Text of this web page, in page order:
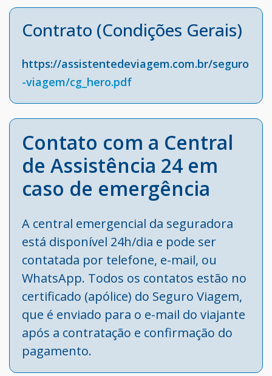
Contrato (Condições Gerais)
https://assistentedeviagem.com.br/seguro
-viagem/cg_hero.pdf
Contato com a Central
de Assistência 24 em
caso de emergência
A central emergencial da seguradora
está disponível 24h/dia e pode ser
contatada por telefone, e-mail, ou
WhatsApp. Todos os contatos estão no
certificado (apólice) do Seguro Viagem,
que é enviado para o e-mail do viajante
após a contratação e confirmação do
pagamento.